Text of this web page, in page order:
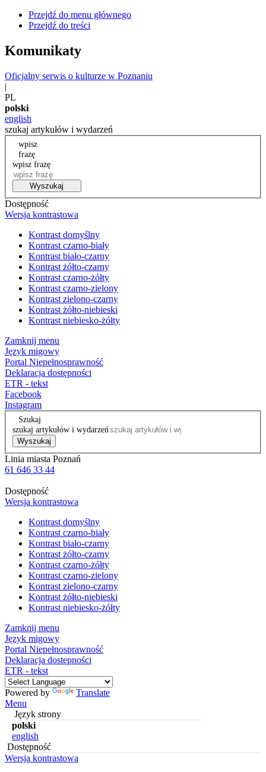
Przejdź do menu głównego
Przejdź do treści
Komunikaty
Oficjalny serwis o kulturze w Poznaniu
|
PL
polski
english
szukaj artykułów i wydarzeń
wpisz
frazę
wpisz frazę
Wyszukaj
Dostępność
Wersja kontrastowa
Kontrast domyślny
Kontrast czarno-biały
Kontrast biało-czarny
Kontrast żółto-czarny
Kontrast czarno-żółty
Kontrast czarno-zielony
Kontrast zielono-czarny
Kontrast żółto-niebieski
Kontrast niebiesko-żółty
Zamknij menu
Język migowy
Portal Niepełnosprawność
Deklaracja dostępności
ETR - tekst
Facebook
Instagram
Szukaj
szukaj artykułów i wydarzeń
Wyszukaj
Linia miasta Poznań
61 646 33 44
Dostępność
Wersja kontrastowa
Kontrast domyślny
Kontrast czarno-biały
Kontrast biało-czarny
Kontrast żółto-czarny
Kontrast czarno-żółty
Kontrast czarno-zielony
Kontrast zielono-czarny
Kontrast żółto-niebieski
Kontrast niebiesko-żółty
Zamknij menu
Język migowy
Portal Niepełnosprawność
Deklaracja dostępności
ETR - tekst
Powered by
Translate
Menu
Język strony
polski
english
Dostępność
Wersja kontrastowa